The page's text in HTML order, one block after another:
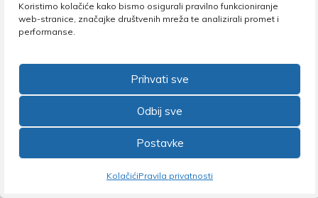
Koristimo kolačiće kako bismo osigurali pravilno funkcioniranje
web-stranice, značajke društvenih mreža te analizirali promet i
performanse.
Prihvati sve
Odbij sve
Postavke
KolačićiPravila privatnosti
Nezavisni sindikat znanosti i visokog
obrazovanja
Adresa: Florijana Andrašeca 18A / VI kat • 10 000
+385 1 4847 337 •Email: